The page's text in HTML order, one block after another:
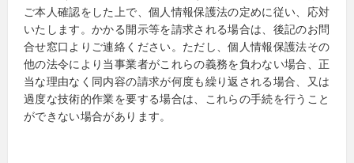
ご本人確認をした上で、個人情報保護法の定めに従い、応対
いたします。かかる開示等を請求される場合は、後記のお問
合せ窓口よりご連絡ください。ただし、個人情報保護法その
他の法令により当事業者がこれらの義務を負わない場合、正
当な理由なく同内容の請求が何度も繰り返される場合、又は
過度な技術的作業を要する場合は、これらの手続を行うこと
ができない場合があります。